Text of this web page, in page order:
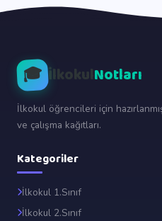
🎓 İlkokulNotları
İlkokul öğrencileri için
ve çalışma kağıtları.
Kategoriler
İlkokul 1.Sınıf
İlkokul 2.Sınıf